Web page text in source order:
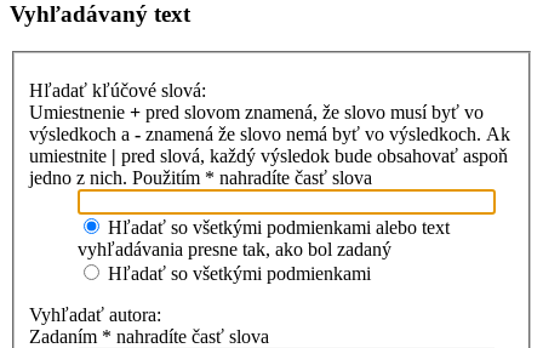
Vyhľadávaný text
Hľadať kľúčové slová:
Umiestnenie + pred slovom znamená, že slovo musí byť vo
výsledkoch a - znamená že slovo nemá byť vo výsledkoch. Ak
umiestnite | pred slová, každý výsledok bude obsahovať aspoň
jedno z nich. Použitím * nahradíte časť slova
Hľadať so všetkými podmienkami alebo text
vyhľadávania presne tak, ako bol zadaný
Hľadať so všetkými podmienkami
Vyhľadať autora:
Zadaním * nahradíte časť slova